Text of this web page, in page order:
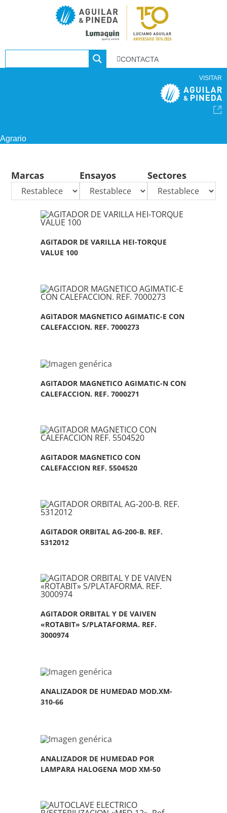
CONTACTA
VISITAR
Agrario
Marcas Ensayos Sectores
AGITADOR DE VARILLA HEI-TORQUE
VALUE 100
AGITADOR MAGNETICO AGIMATIC-E CON
CALEFACCION. REF. 7000273
AGITADOR MAGNETICO AGIMATIC-N CON
CALEFACCION. REF. 7000271
AGITADOR MAGNETICO CON
CALEFACCION REF. 5504520
AGITADOR ORBITAL AG-200-B. REF.
5312012
AGITADOR ORBITAL Y DE VAIVEN
«ROTABIT» S/PLATAFORMA. REF.
3000974
ANALIZADOR DE HUMEDAD MOD.XM-
310-66
ANALIZADOR DE HUMEDAD POR
LAMPARA HALOGENA MOD XM-50